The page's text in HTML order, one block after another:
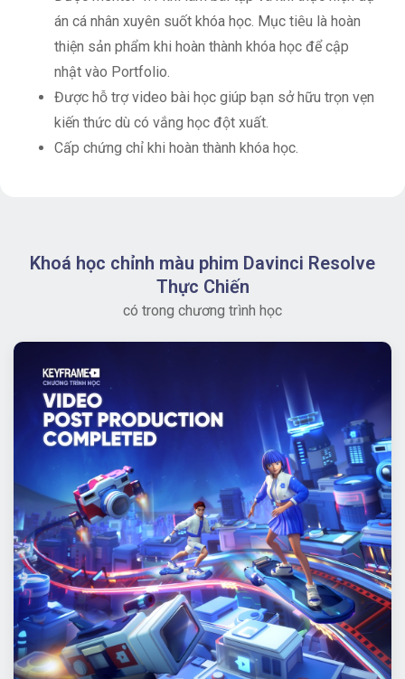
án cá nhân xuyên suốt khóa học. Mục tiêu là hoàn
thiện sản phẩm khi hoàn thành khóa học để cập
nhật vào Portfolio.
Được hỗ trợ video bài học giúp bạn sở hữu trọn vẹn
kiến thức dù có vắng học đột xuất.
Cấp chứng chỉ khi hoàn thành khóa học.
Khoá học chỉnh màu phim Davinci Resolve
Thực Chiến
có trong chương trình học